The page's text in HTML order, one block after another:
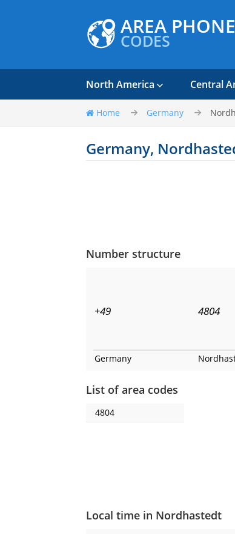
AREA PHONE
CODES
North America Central
Home Germany
Germany,
Number structure
+49 4804
Germany
List of area codes
4804
Local time in Nordhastedt